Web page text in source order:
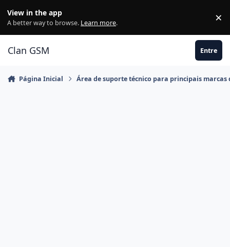
View in the app
A better way to browse. Learn more. ×
Clan GSM Entre
Página Inicial Área de suporte técnico para principais marcas